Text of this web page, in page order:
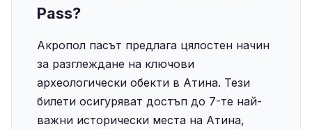
Pass?
Акропол пасът предлага цялостен начин
за разглеждане на ключови
археологически обекти в Атина. Тези
билети осигуряват достъп до 7-те най-
важни исторически места на Атина,